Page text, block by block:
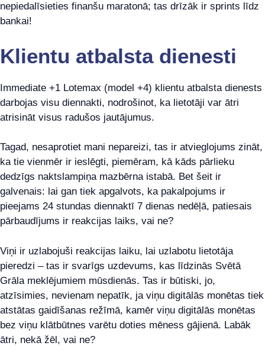
nepiedalīsieties finanšu maratonā; tas drīzāk ir sprints līdz
bankai!
Klientu atbalsta dienesti
Immediate +1 Lotemax (model +4) klientu atbalsta dienests
darbojas visu diennakti, nodrošinot, ka lietotāji var ātri
atrisināt visus radušos jautājumus.
Tagad, nesaprotiet mani nepareizi, tas ir atvieglojums zināt,
ka tie vienmēr ir ieslēgti, piemēram, kā kāds pārlieku
dedzīgs naktslampiņa mazbērna istabā. Bet šeit ir
galvenais: lai gan tiek apgalvots, ka pakalpojums ir
pieejams 24 stundas diennaktī 7 dienas nedēļā, patiesais
pārbaudījums ir reakcijas laiks, vai ne?
Viņi ir uzlabojuši reakcijas laiku, lai uzlabotu lietotāja
pieredzi – tas ir svarīgs uzdevums, kas līdzinās Svētā
Grāla meklējumiem mūsdienās. Tas ir būtiski, jo,
atzīsimies, nevienam nepatīk, ja viņu digitālās monētas tiek
atstātas gaidīšanas režīmā, kamēr viņu digitālās monētas
bez viņu klātbūtnes varētu doties mēness gājienā. Labāk
ātri, nekā žēl, vai ne?